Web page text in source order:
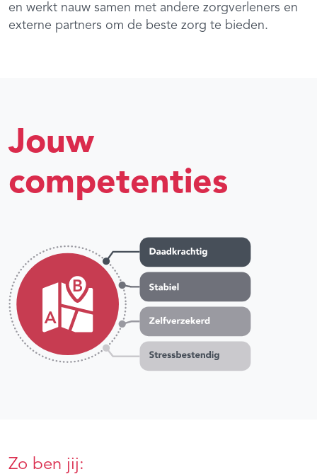
en werkt nauw samen met andere zorgverleners en
externe partners om de beste zorg te bieden.
Jouw
competenties
Zo ben jij: